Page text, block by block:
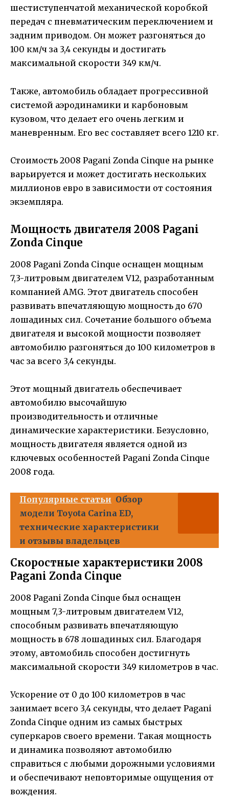
шестиступенчатой механической коробкой
передач с пневматическим переключением и
задним приводом. Он может разгоняться до
100 км/ч за 3,4 секунды и достигать
максимальной скорости 349 км/ч.
Также, автомобиль обладает прогрессивной
системой аэродинамики и карбоновым
кузовом, что делает его очень легким и
маневренным. Его вес составляет всего 1210 кг.
Стоимость 2008 Pagani Zonda Cinque на рынке
варьируется и может достигать нескольких
миллионов евро в зависимости от состояния
экземпляра.
Мощность двигателя 2008 Pagani
Zonda Cinque
2008 Pagani Zonda Cinque оснащен мощным
7,3-литровым двигателем V12, разработанным
компанией AMG. Этот двигатель способен
развивать впечатляющую мощность до 670
лошадиных сил. Сочетание большого объема
двигателя и высокой мощности позволяет
автомобилю разгоняться до 100 километров в
час за всего 3,4 секунды.
Этот мощный двигатель обеспечивает
автомобилю высочайшую
производительность и отличные
динамические характеристики. Безусловно,
мощность двигателя является одной из
ключевых особенностей Pagani Zonda Cinque
2008 года.
Популярные статьи Обзор
модели Toyota Carina ED,
технические характеристики
и отзывы владельцев
Скоростные характеристики 2008
Pagani Zonda Cinque
2008 Pagani Zonda Cinque был оснащен
мощным 7,3-литровым двигателем V12,
способным развивать впечатляющую
мощность в 678 лошадиных сил. Благодаря
этому, автомобиль способен достигнуть
максимальной скорости 349 километров в час.
Ускорение от 0 до 100 километров в час
занимает всего 3,4 секунды, что делает Pagani
Zonda Cinque одним из самых быстрых
суперкаров своего времени. Такая мощность
и динамика позволяют автомобилю
справиться с любыми дорожными условиями
и обеспечивают неповторимые ощущения от
вождения.